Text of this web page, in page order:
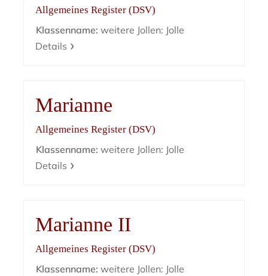
Allgemeines Register (DSV)
Klassenname: weitere Jollen: Jolle
Details
Marianne
Allgemeines Register (DSV)
Klassenname: weitere Jollen: Jolle
Details
Marianne II
Allgemeines Register (DSV)
Klassenname: weitere Jollen: Jolle